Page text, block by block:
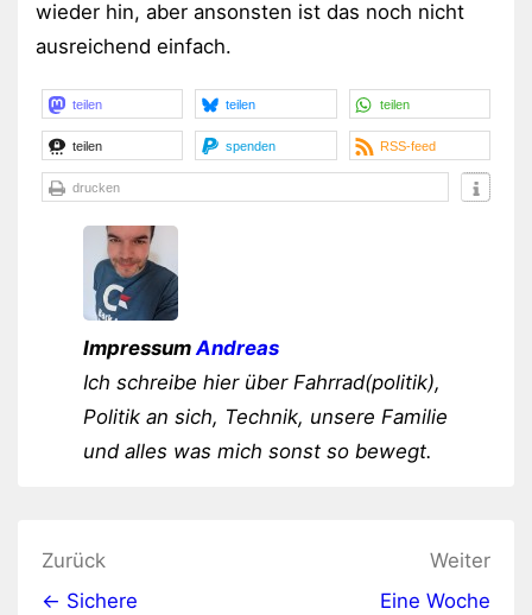
wieder hin, aber ansonsten ist das noch nicht
ausreichend einfach.
teilen teilen teilen
teilen spenden RSS-feed
drucken
ImpressumAndreas
Ich schreibe hier über Fahrrad(politik),
Politik an sich, Technik, unsere Familie
und alles was mich sonst so bewegt.
Beitragsnavigation
Zurück
← Sichere
Weiter
Eine Woche